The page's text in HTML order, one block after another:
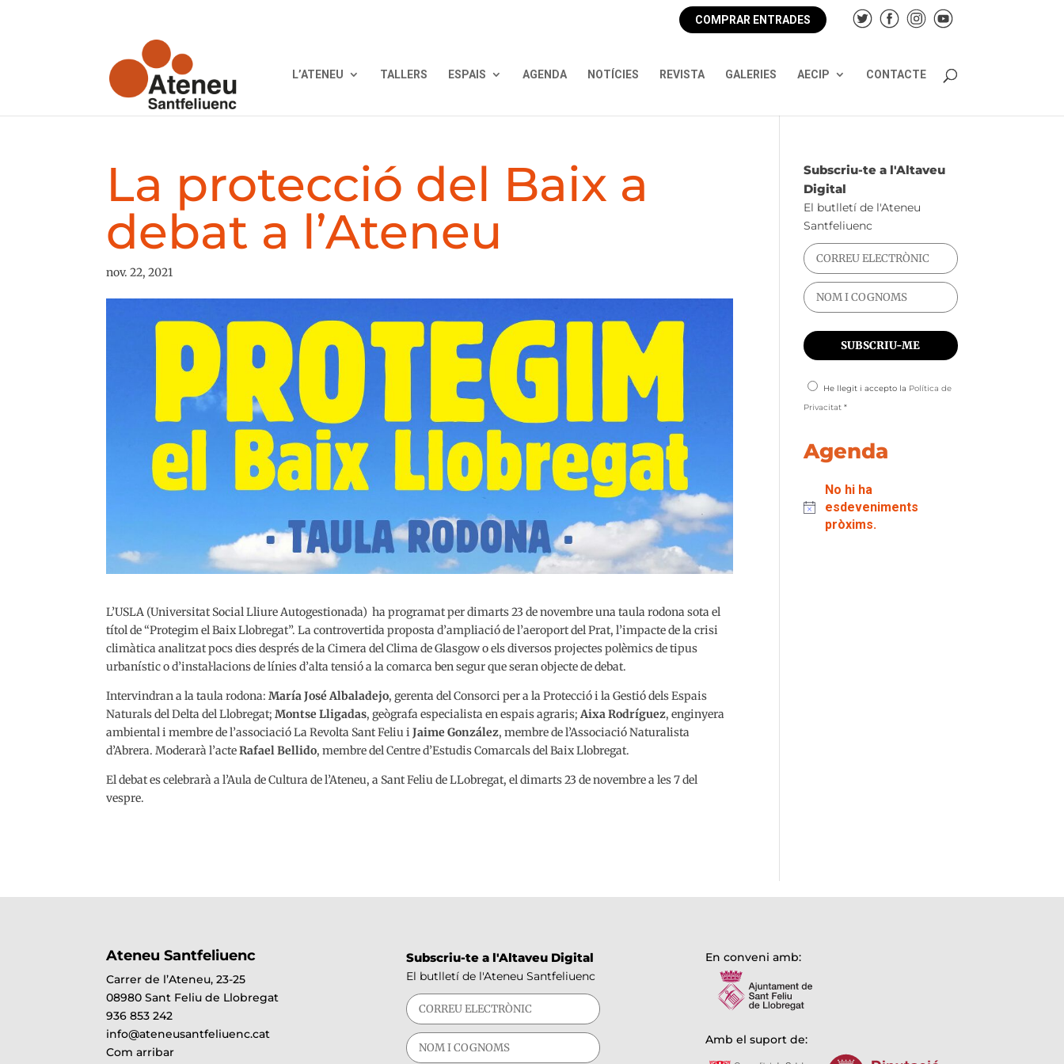
COMPRAR ENTRADES
L’ATENEU TALLERS ESPAIS AGENDA NOTÍCIES REVISTA GALERIES AECIP CONTACTE
La protecció del Baix a
debat a l’Ateneu
nov. 22, 2021
L’USLA (Universitat Social Lliure Autogestionada) ha programat per dimarts 23 de novembre una taula rodona sota el
títol de “Protegim el Baix Llobregat”. La controvertida proposta d’ampliació de l’aeroport del Prat, l’impacte de la crisi
climàtica analitzat pocs dies després de la Cimera del Clima de Glasgow o els diversos projectes polèmics de tipus
urbanístic o d’instal·lacions de línies d’alta tensió a la comarca ben segur que seran objecte de debat.
Intervindran a la taula rodona:María José Albaladejo, gerenta del Consorci per a la Protecció i la Gestió dels Espais
Naturals del Delta del Llobregat;Montse Lligadas, geògrafa especialista en espais agraris;Aixa Rodríguez, enginyera
ambiental i membre de l’associació La Revolta Sant Feliu iJaime González, membre de l’Associació Naturalista
d’Abrera. Moderarà l’acteRafael Bellido, membre del Centre d’Estudis Comarcals del Baix Llobregat.
El debat es celebrarà a l’Aula de Cultura de l’Ateneu, a Sant Feliu de LLobregat, el dimarts 23 de novembre a les 7 del
vespre.
Subscriu-te a l'Altaveu
Digital
El butlletí de l'Ateneu
Santfeliuenc
He llegit i accepto la Política de
Privacitat *
Agenda
No hi ha
esdeveniments
pròxims.
Ateneu Santfeliuenc
Carrer de l’Ateneu, 23-25
08980 Sant Feliu de Llobregat
936 853 242
info@ateneusantfeliuenc.cat
Com arribar
Subscriu-te a l'Altaveu Digital
El butlletí de l'Ateneu Santfeliuenc
En conveni amb:
Amb el suport de: